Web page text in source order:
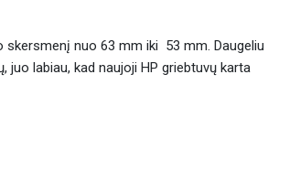
skersmenį nuo 63 mm iki 53 mm. Daugeliu
labiau, kad naujoji HP griebtuvų karta